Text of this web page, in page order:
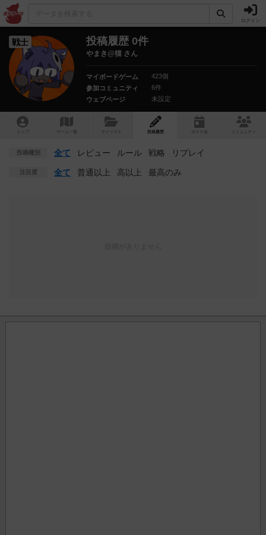
ログイン
戦士 投稿履歴 0件
やまき@猫 さん
マイボードゲーム
423個
参加コミュニティ
6件
ウェブページ
未設定
トップ ゲーム一覧 マイリスト 投稿履歴 ボ ドゲ コミュニティ
投稿種別 全て レビュー ルール 戦略 リプレイ
注目度 全て 普通以上 高以上 最高のみ